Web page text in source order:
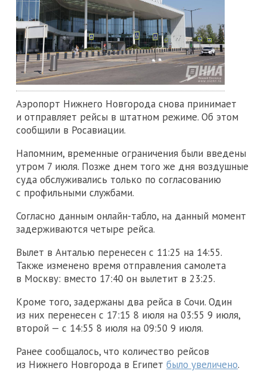
Аэропорт Нижнего Новгорода снова принимает
и отправляет рейсы в штатном режиме. Об этом
сообщили в Росавиации.
Напомним, временные ограничения были введены
утром 7 июля. Позже днем того же дня воздушные
суда обслуживались только по согласованию
с профильными службами.
Согласно данным онлайн-табло, на данный момент
задерживаются четыре рейса.
Вылет в Анталью перенесен с 11:25 на 14:55.
Также изменено время отправления самолета
в Москву: вместо 17:40 он вылетит в 23:25.
Кроме того, задержаны два рейса в Сочи. Один
из них перенесен с 17:15 8 июля на 03:55 9 июля,
второй — с 14:55 8 июля на 09:50 9 июля.
Ранее сообщалось, что количество рейсов
из Нижнего Новгорода в Египет было увеличено.